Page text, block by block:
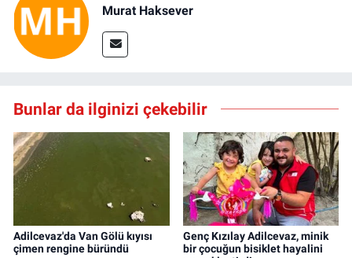
Murat Haksever
Bunlar da ilginizi çekebilir
Adilcevaz'da Van Gölü kıyısı
çimen rengine büründü
Genç Kızılay Adilcevaz, minik
bir çocuğun bisiklet hayalini